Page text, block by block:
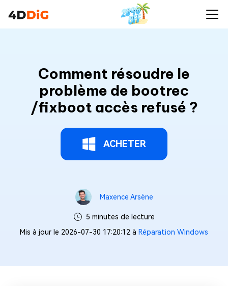
Comment résoudre le
problème de bootrec
/fixboot accès refusé ?
ACHETER
Maxence Arsène
5 minutes de lecture
Mis à jour le 2026-07-30 17:20:12 à Réparation Windows